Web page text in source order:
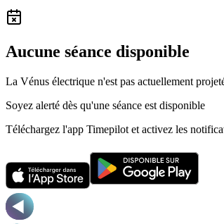
Aucune séance disponible
La Vénus électrique n'est pas actuellement
Soyez alerté dès qu'une séance est disponible
Téléchargez l'app Timepilot et activez les